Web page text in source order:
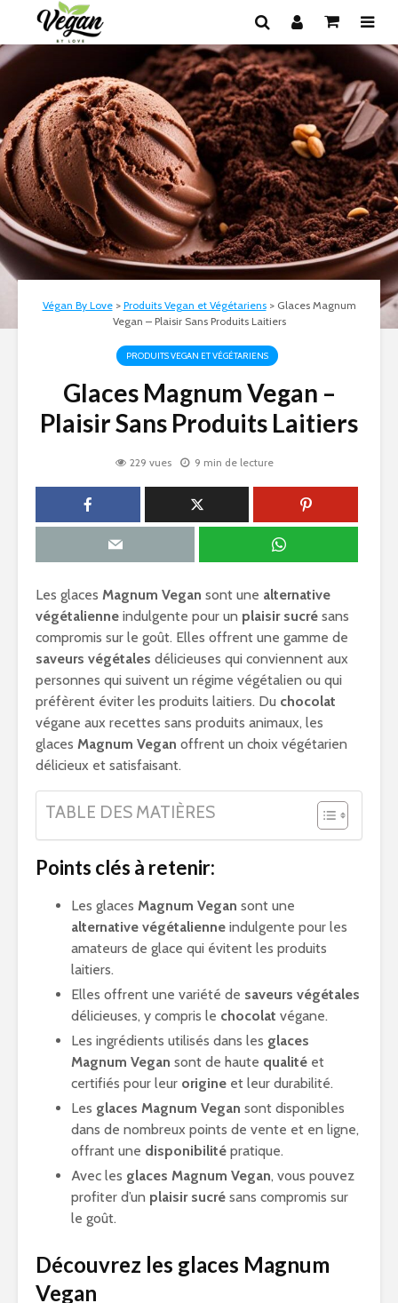
Végan By Love> Produits Vegan et Végétariens> Glaces Magnum
Vegan – Plaisir Sans Produits Laitiers
PRODUITS VEGAN ET VÉGÉTARIENS
Glaces Magnum Vegan –
Plaisir Sans Produits Laitiers
229 vues 9 min de lecture
Les glaces Magnum Vegan sont une alternative
végétalienne indulgente pour un plaisir sucré sans
compromis sur le goût. Elles offrent une gamme de
saveurs végétales délicieuses qui conviennent aux
personnes qui suivent un régime végétalien ou qui
préfèrent éviter les produits laitiers. Du chocolat
végane aux recettes sans produits animaux, les
glaces Magnum Vegan offrent un choix végétarien
délicieux et satisfaisant.
TABLE DES MATIÈRES
Points clés à retenir:
Les glaces Magnum Vegan sont une
alternative végétalienne indulgente pour les
amateurs de glace qui évitent les produits
laitiers.
Elles offrent une variété de saveurs végétales
délicieuses, y compris le chocolat végane.
Les ingrédients utilisés dans les glaces
Magnum Vegan sont de haute qualité et
certifiés pour leur origine et leur durabilité.
Les glaces Magnum Vegan sont disponibles
dans de nombreux points de vente et en ligne,
offrant une disponibilité pratique.
Avec les glaces Magnum Vegan, vous pouvez
profiter d’un plaisir sucré sans compromis sur
le goût.
Découvrez les glaces Magnum
Vegan